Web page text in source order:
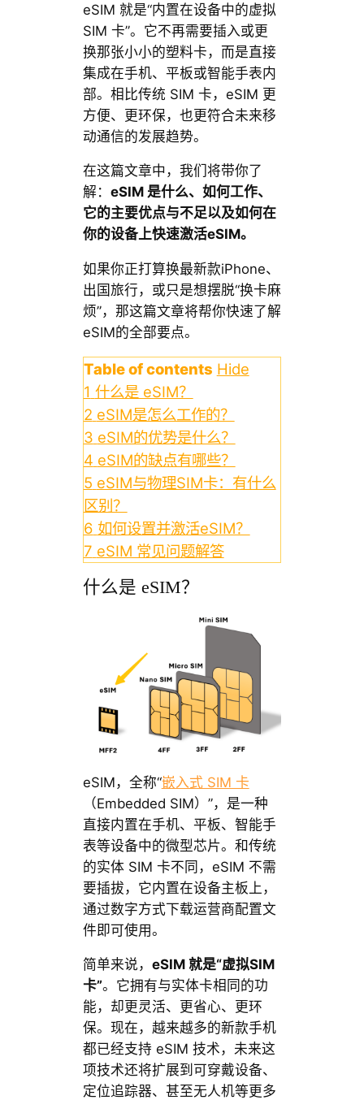
eSIM 就是“内置在设备中的虚拟
SIM 卡”。它不再需要插入或更
换那张小小的塑料卡，而是直接
集成在手机、平板或智能手表内
部。相比传统 SIM 卡，eSIM 更
方便、更环保，也更符合未来移
动通信的发展趋势。
在这篇文章中，我们将带你了
解： eSIM 是什么、如何工作、
它的主要优点与不足以及如何在
你的设备上快速激活eSIM。
如果你正打算换最新款iPhone、
出国旅行，或只是想摆脱“换卡麻
烦”，那这篇文章将帮你快速了解
eSIM的全部要点。
Table of contents Hide
1 什么是 eSIM？
2 eSIM是怎么工作的？
3 eSIM的优势是什么？
4 eSIM的缺点有哪些？
5 eSIM与物理SIM卡：有什么
区别？
6 如何设置并激活eSIM？
7 eSIM 常见问题解答
什么是 eSIM？
eSIM，全称“嵌入式 SIM 卡
（Embedded SIM）”，是一种
直接内置在手机、平板、智能手
表等设备中的微型芯片。和传统
的实体 SIM 卡不同，eSIM 不需
要插拔，它内置在设备主板上，
通过数字方式下载运营商配置文
件即可使用。
简单来说， eSIM 就是“虚拟SIM
卡”。它拥有与实体卡相同的功
能，却更灵活、更省心、更环
保。现在，越来越多的新款手机
都已经支持 eSIM 技术，未来这
项技术还将扩展到可穿戴设备、
定位追踪器、甚至无人机等更多